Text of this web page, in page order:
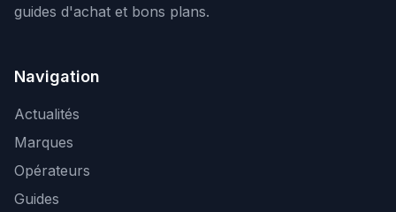
guides d'achat et bons plans.
Navigation
Actualités
Marques
Opérateurs
Guides